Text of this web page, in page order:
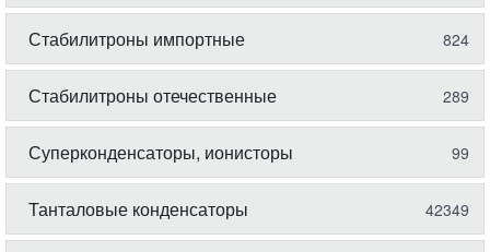
Стабилитроны импортные 824
Стабилитроны отечественные 289
Суперконденсаторы, ионисторы 99
Танталовые конденсаторы 42349